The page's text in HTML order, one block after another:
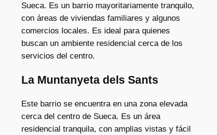
Sueca. Es un barrio mayoritariamente tranquilo,
con áreas de viviendas familiares y algunos
comercios locales. Es ideal para quienes
buscan un ambiente residencial cerca de los
servicios del centro.
La Muntanyeta dels Sants
Este barrio se encuentra en una zona elevada
cerca del centro de Sueca. Es un área
residencial tranquila, con amplias vistas y fácil